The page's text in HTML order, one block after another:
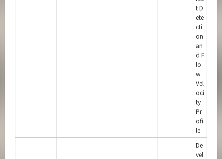
t D
ete
cti
on
an
d F
lo
w
Vel
oci
ty
Pr
ofi
le
De
vel